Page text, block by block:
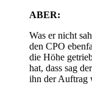
ABER:
Was er nicht
den CPO
die Höhe
hat, dass sag
ihn der Auftrag